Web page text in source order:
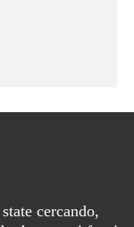
cercando,